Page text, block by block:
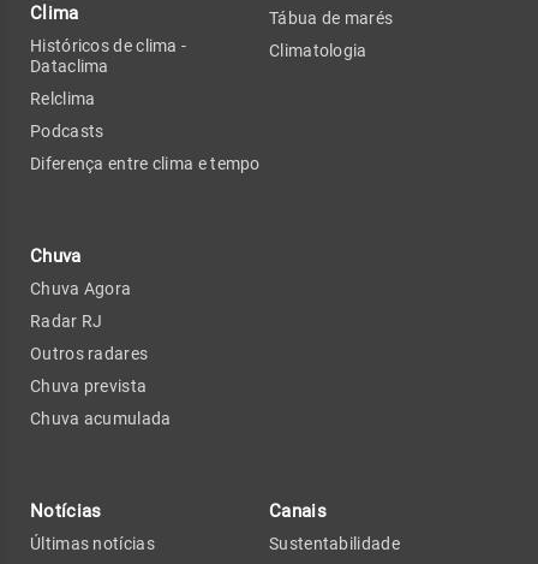
Clima
Históricos de clima -
Dataclima
Relclima
Podcasts
Diferença entre clima e tempo
Chuva
Chuva Agora
Radar RJ
Outros radares
Chuva prevista
Chuva acumulada
Tábua de marés
Climatologia
Notícias
Últimas notícias
Canais
Sustentabilidade